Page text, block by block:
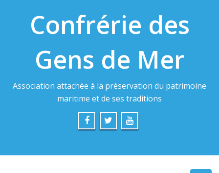
Confrérie des
Gens de Mer
Association attachée à la préservation du patrimoine
maritime et de ses traditions